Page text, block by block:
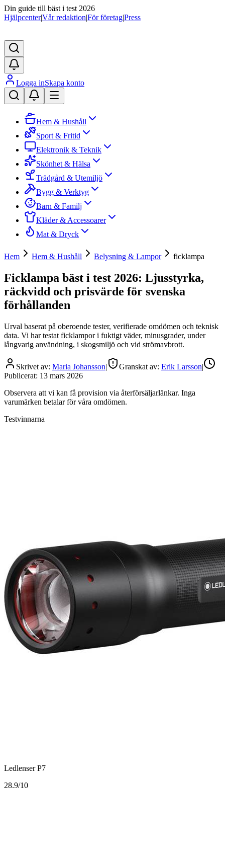
Din guide till bäst i test 2026
Hjälpcenter|Vår redaktion|För företag|Press
Logga inSkapa konto
Hem & Hushåll
Sport & Fritid
Elektronik & Teknik
Skönhet & Hälsa
Trädgård & Utemiljö
Bygg & Verktyg
Barn & Familj
Kläder & Accessoarer
Mat & Dryck
Hem Hem & Hushåll Belysning & Lampor ficklampa
Ficklampa bäst i test 2026: Ljusstyrka,
räckvidd och prisvärde för svenska
förhållanden
Urval baserat på oberoende tester, verifierade omdömen och teknisk
data. Vi har testat ficklampor i fuktigt väder, minusgrader, under
långvarig användning, i skogsmiljö och vid strömavbrott.
Skrivet av: Maria Johansson| Granskat av: Erik Larsson|
Publicerat: 13 mars 2026
Observera att vi kan få provision via återförsäljarlänkar. Inga
varumärken betalar för våra omdömen.
Testvinnarna
Ledlenser P7
28.9/10